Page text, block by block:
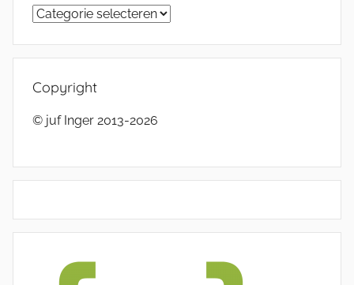
Categorieën
Copyright
© juf Inger 2013-2026